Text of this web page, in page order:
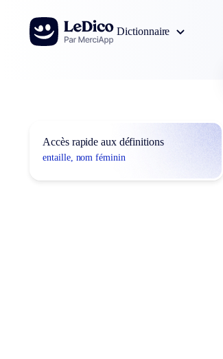
Aller au contenu
Dictionnaire
Accès rapide aux définitions
entaille, nom féminin